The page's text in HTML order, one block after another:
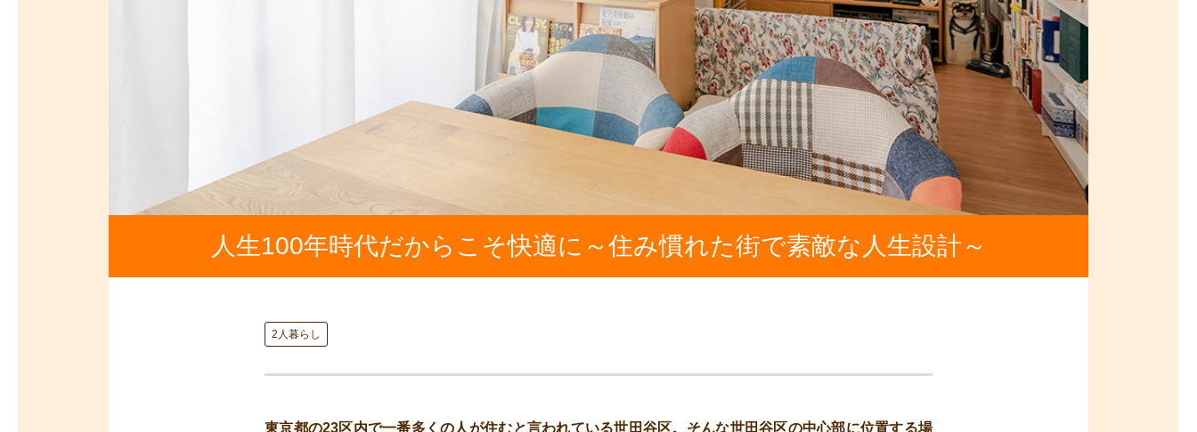
人生100年時代だからこそ快適に～住み慣れた街で素敵な人生設計～
2人暮らし
東京都の23区内で一番多くの人が住むと言われている世田谷区。そんな世田谷区の中心部に位置する場